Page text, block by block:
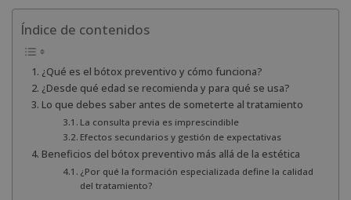
Índice de contenidos
¿Qué es el bótox preventivo y cómo funciona?
¿Desde qué edad se recomienda y para qué se usa?
Lo que debes saber antes de someterte al tratamiento
La consulta previa es imprescindible
Efectos secundarios y gestión de expectativas
Beneficios del bótox preventivo más allá de la estética
¿Por qué la formación especializada define la calidad
del tratamiento?